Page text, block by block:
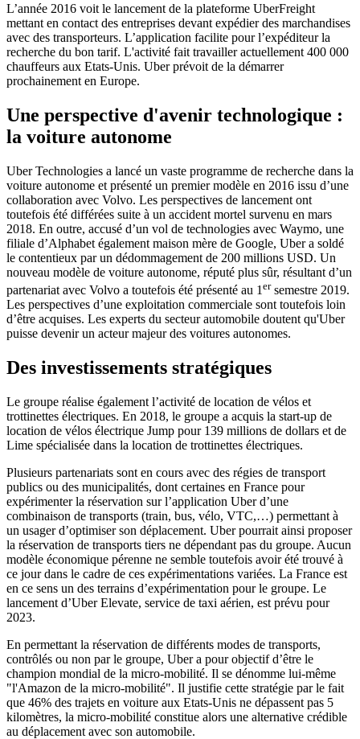
L’année 2016 voit le lancement de la plateforme UberFreight
mettant en contact des entreprises devant expédier des marchandises
avec des transporteurs. L’application facilite pour l’expéditeur la
recherche du bon tarif. L'activité fait travailler actuellement 400 000
chauffeurs aux Etats-Unis. Uber prévoit de la démarrer
prochainement en Europe.
Une perspective d'avenir technologique :
la voiture autonome
Uber Technologies a lancé un vaste programme de recherche dans la
voiture autonome et présenté un premier modèle en 2016 issu d’une
collaboration avec Volvo. Les perspectives de lancement ont
toutefois été différées suite à un accident mortel survenu en mars
2018. En outre, accusé d’un vol de technologies avec Waymo, une
filiale d’Alphabet également maison mère de Google, Uber a soldé
le contentieux par un dédommagement de 200 millions USD. Un
nouveau modèle de voiture autonome, réputé plus sûr, résultant d’un
partenariat avec Volvo a toutefois été présenté au 1 ersemestre 2019.
Les perspectives d’une exploitation commerciale sont toutefois loin
d’être acquises. Les experts du secteur automobile doutent qu'Uber
puisse devenir un acteur majeur des voitures autonomes.
Des investissements stratégiques
Le groupe réalise également l’activité de location de vélos et
trottinettes électriques. En 2018, le groupe a acquis la start-up de
location de vélos électrique Jump pour 139 millions de dollars et de
Lime spécialisée dans la location de trottinettes électriques.
Plusieurs partenariats sont en cours avec des régies de transport
publics ou des municipalités, dont certaines en France pour
expérimenter la réservation sur l’application Uber d’une
combinaison de transports (train, bus, vélo, VTC,…) permettant à
un usager d’optimiser son déplacement. Uber pourrait ainsi proposer
la réservation de transports tiers ne dépendant pas du groupe. Aucun
modèle économique pérenne ne semble toutefois avoir été trouvé à
ce jour dans le cadre de ces expérimentations variées. La France est
en ce sens un des terrains d’expérimentation pour le groupe. Le
lancement d’Uber Elevate, service de taxi aérien, est prévu pour
2023.
En permettant la réservation de différents modes de transports,
contrôlés ou non par le groupe, Uber a pour objectif d’être le
champion mondial de la micro-mobilité. Il se dénomme lui-même
"l'Amazon de la micro-mobilité". Il justifie cette stratégie par le fait
que 46% des trajets en voiture aux Etats-Unis ne dépassent pas 5
kilomètres, la micro-mobilité constitue alors une alternative crédible
au déplacement avec son automobile.